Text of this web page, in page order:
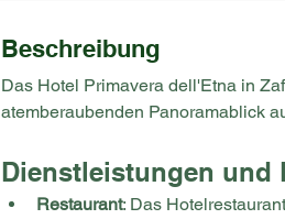
Beschreibung
Das Hotel Primavera dell'Etna in
atemberaubenden Panoramablick
Dienstleistungen und
Restaurant: Das